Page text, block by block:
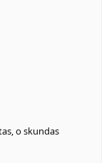
o skundas